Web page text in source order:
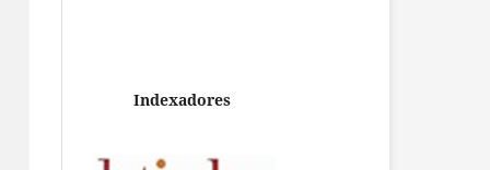
Indexadores